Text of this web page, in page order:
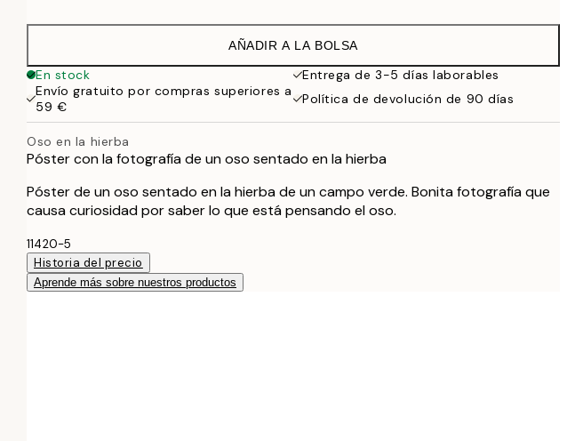
32,45 €
AÑADIR A LA BOLSA
En stock
Entrega de 3-5 días laborables
Envío gratuito por compras superiores a
59 €
Política de devolución de 90 días
Oso en la hierba
Póster con la fotografía de un oso sentado en la hierba
Póster de un oso sentado en la hierba de un campo verde. Bonita fotografía que
causa curiosidad por saber lo que está pensando el oso.
11420-5
Historia del precio
Aprende más sobre nuestros productos